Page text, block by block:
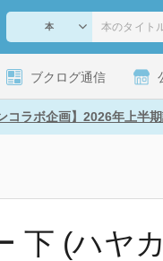
ブクログ通信
コラボ企画】2026年上半
下 (ハヤ